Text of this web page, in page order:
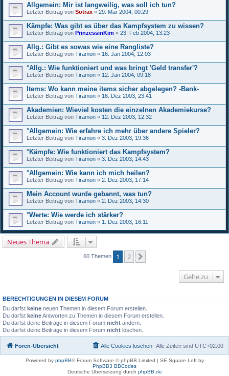
Allgemein: Mir ist langweilig, was soll ich tun?
Letzter Beitrag von Sotrax « 29. Mär 2004, 00:29
Kämpfe: Was gibt es über das Kampfsystem zu wissen?
Letzter Beitrag von PrinzessinKim « 23. Feb 2004, 13:23
Allg.: Gibt es sowas wie eine Rangliste?
Letzter Beitrag von Tiramon « 16. Jan 2004, 12:03
°Allg.: Wie funktioniert und was bringt 'Geld transfer'?
Letzter Beitrag von Tiramon « 12. Jan 2004, 09:18
Items: Wo kann meine items sicher abgelegen? -Bank-
Letzter Beitrag von Tiramon « 16. Dez 2003, 23:41
Akademien: Wieviel kosten die einzelnen Akademiekurse?
Letzter Beitrag von Tiramon « 12. Dez 2003, 12:32
°Allgemein: Wie erfahre ich mehr über andere Spieler?
Letzter Beitrag von Tiramon « 3. Dez 2003, 19:36
°Kämpfe: Wie funktioniert das Kampfsystem?
Letzter Beitrag von Tiramon « 3. Dez 2003, 14:43
°Allgemein: Wie kann ich mich heilen?
Letzter Beitrag von Tiramon « 2. Dez 2003, 17:14
Mein Account wurde gebannt, was tun?
Letzter Beitrag von Tiramon « 2. Dez 2003, 14:30
°Werte: Wie werde ich stärker?
Letzter Beitrag von Tiramon « 1. Dez 2003, 16:11
Neues Thema
60 Themen 1 2
Gehe zu
BERECHTIGUNGEN IN DIESEM FORUM
Du darfst keine neuen Themen in diesem Forum erstellen.
Du darfst keineAntworten zu Themen in diesem Forum erstellen.
Du darfst deine Beiträge in diesem Forum nicht ändern.
Du darfst deine Beiträge in diesem Forum nicht löschen.
Foren-Übersicht Alle Zeiten sind UTC+02:00
Alle Cookies löschen
Powered by phpBB® Forum Software © phpBB Limited | SE Square Left by
PhpBB3 BBCodes
Deutsche Übersetzung durch phpBB.de